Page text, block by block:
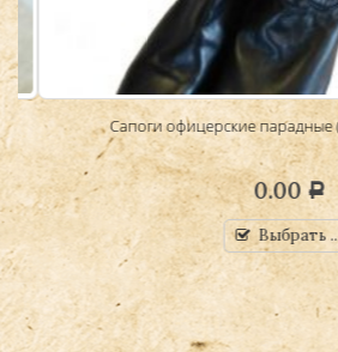
Сапоги офицерские парадные
0.00Р
Выбрать ...